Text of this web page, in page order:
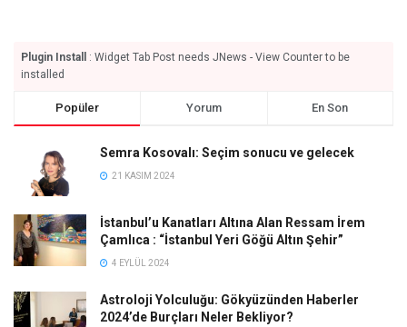
Plugin Install
: Widget Tab Post needs JNews - View Counter to be
installed
Popüler Yorum En Son
Semra Kosovalı: Seçim sonucu ve gelecek
21 KASIM 2024
İstanbul’u Kanatları Altına Alan Ressam İrem
Çamlıca : “İstanbul Yeri Göğü Altın Şehir”
4 EYLÜL 2024
Astroloji Yolculuğu: Gökyüzünden Haberler
2024’de Burçları Neler Bekliyor?